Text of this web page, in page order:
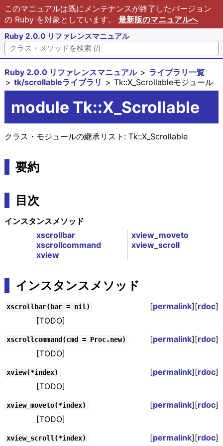
このマニュアルは既にメンテナンスが終了したバージョン
の Ruby を対象としています。 最新版のマニュアルへ
Ruby 2.0.0 リファレンスマニュアル
Ruby 2.0.0 リファレンスマニュアル
ライブラリ一覧
tk/scrollableライブラリ
Tk::X_Scrollableモジュール
module Tk::X_Scrollable
クラス・モジュールの継承リスト: Tk::X_Scrollable
要約
目次
インスタンスメソッド
xscrollbar
xscrollcommand
xview
xview_moveto
xview_scroll
インスタンスメソッド
xscrollbar(bar = nil) [permalink][rdoc]
[TODO]
xscrollcommand(cmd = Proc.new) [permalink][rdoc]
[TODO]
xview(*index) [permalink][rdoc]
[TODO]
xview_moveto(*index) [permalink][rdoc]
[TODO]
xview_scroll(*index) [permalink][rdoc]